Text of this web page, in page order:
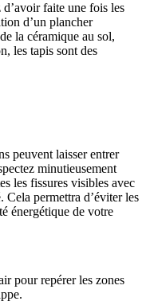
faite une fois les
d’un plancher
la céramique au sol,
les tapis sont des
peuvent laisser entrer
minutieusement
les fissures visibles avec
Cela permettra d’éviter les
énergétique de votre
pour repérer les zones